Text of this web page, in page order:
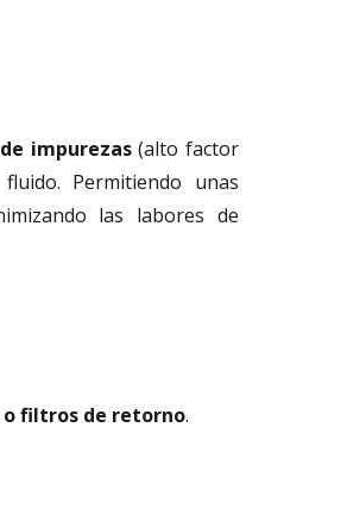
impurezas(alto factor
Permitiendo unas
las labores de
o filtros de retorno.